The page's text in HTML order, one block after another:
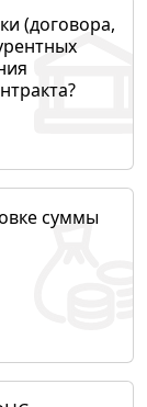
(договора,
суммы